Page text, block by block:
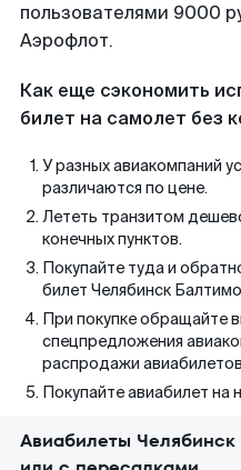
пользователями 9000
Аэрофлот.
Как еще сэкономить
билет на самолет без
У разных авиакомпаний
различаются по цене.
Лететь транзитом
конечных пунктов.
Покупайте туда и
билет Челябинск
При покупке обращайте
спецпредложения
распродажи
Покупайте авиабилет на
Авиабилеты